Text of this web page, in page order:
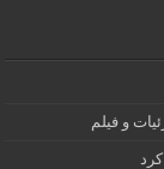
و فیلم